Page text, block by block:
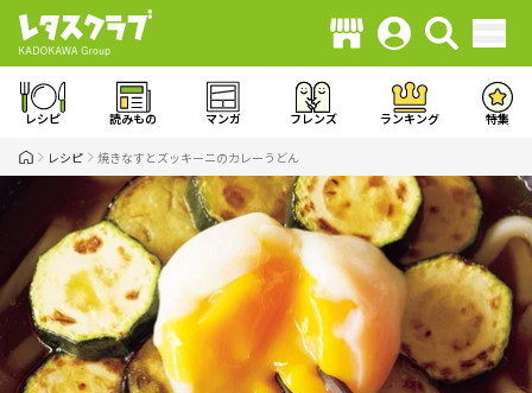
レシピ 読みもの マンガ フレンズ ランキング 特集
レシピ 焼きなすとズッキーニのカレーうどん